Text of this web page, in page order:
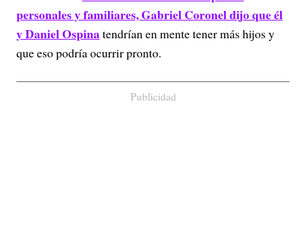
personales y familiares, Gabriel Coronel dijo que él
y Daniel Ospinatendrían en mente tener más hijos y
que eso podría ocurrir pronto.
Publicidad